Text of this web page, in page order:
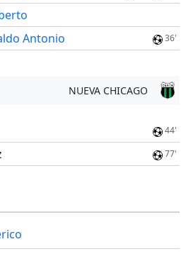
Antonio 36'
NUEVA CHICAGO
44'
77'